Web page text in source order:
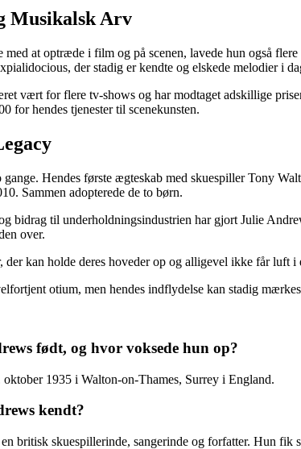
Musikalsk Arv
med at optræde i film og på scenen, lavede hun også
der stadig er kendte og elskede melodier i
vært for flere tv-shows og har modtaget adskillige
for hendes tjenester til scenekunsten.
Hendes første ægteskab med skuespiller Tony
Sammen adopterede de to børn.
bidrag til underholdningsindustrien har gjort Julie
over.
der kan holde deres hoveder op og alligevel ikke får luft
otium, men hendes indflydelse kan stadig
født, og hvor voksede hun op?
1935 i Walton-on-Thames, Surrey i England.
kendt?
britisk skuespillerinde, sangerinde og forfatter. Hun